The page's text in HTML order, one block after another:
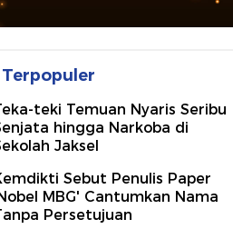
teki Temuan Nyaris Seribu
hingga Narkoba di
Jaksel
Sebut Penulis Paper
MBG' Cantumkan Nama
Persetujuan